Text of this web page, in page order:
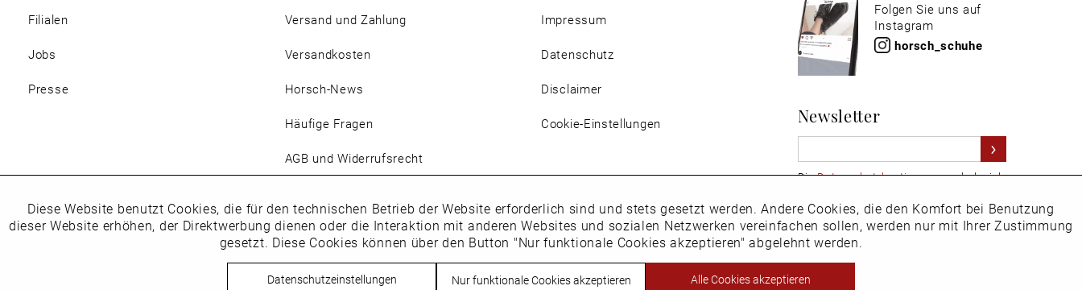
Filialen
Jobs
Presse
Versand und Zahlung
Versandkosten
Horsch-News
Häufige Fragen
AGB und Widerrufsrecht
Impressum
Datenschutz
Disclaimer
Cookie-Einstellungen
Folgen Sie uns auf
Instagram
horsch_schuhe
Newsletter
DieDatenschutzbestimmungenhabe ich
Hiervom Newsletter abmelden.
Funktionale Aktiv
Diese Website benutzt Cookies, die für den technischen Betrieb der Website erforderlich sind und stets gesetzt werden. Andere Cookies, die den Komfort bei Benutzung
dieser Website erhöhen, der Direktwerbung dienen oder die Interaktion mit anderen Websites und sozialen Netzwerken vereinfachen sollen, werden nur mit Ihrer Zustimmung
gesetzt. Diese Cookies können über den Button "Nur funktionale Cookies akzeptieren" abgelehnt werden.
Datenschutzeinstellungen Nur funktionale Cookies akzeptieren Alle Cookies akzeptieren